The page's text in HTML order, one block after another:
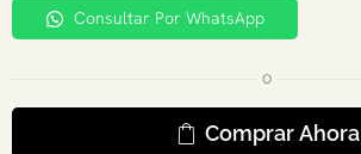
Consultar Por WhatsApp
O
Comprar Ahora